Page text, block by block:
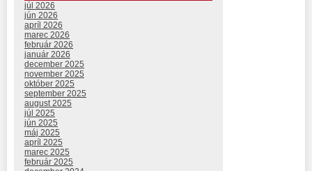
júl 2026
jún 2026
apríl 2026
marec 2026
február 2026
január 2026
december 2025
november 2025
október 2025
september 2025
august 2025
júl 2025
jún 2025
máj 2025
apríl 2025
marec 2025
február 2025